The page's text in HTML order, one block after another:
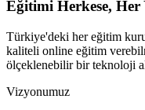
Eğitimi Herkese, Her
Türkiye'deki her eğitim
kaliteli online eğitim
ölçeklenebilir bir teknoloji
Vizyonumuz